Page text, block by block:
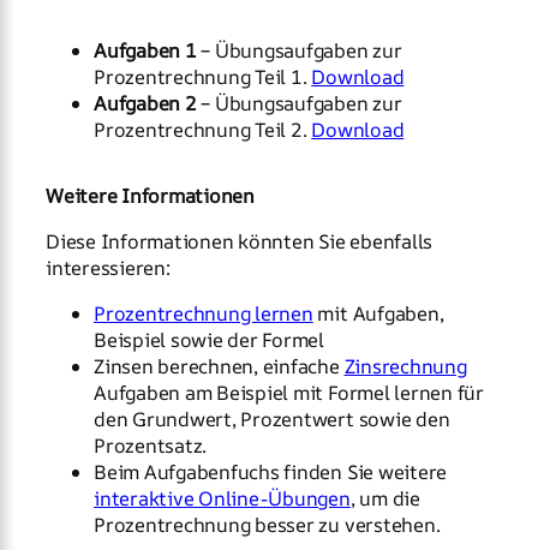
Aufgaben 1– Übungsaufgaben zur
Prozentrechnung Teil 1. Download
Aufgaben 2– Übungsaufgaben zur
Prozentrechnung Teil 2. Download
Weitere Informationen
Diese Informationen könnten Sie ebenfalls
interessieren:
Prozentrechnung lernen mit Aufgaben,
Beispiel sowie der Formel
Zinsen berechnen, einfache Zinsrechnung
Aufgaben am Beispiel mit Formel lernen für
den Grundwert, Prozentwert sowie den
Prozentsatz.
Beim Aufgabenfuchs finden Sie weitere
interaktive Online-Übungen, um die
Prozentrechnung besser zu verstehen.